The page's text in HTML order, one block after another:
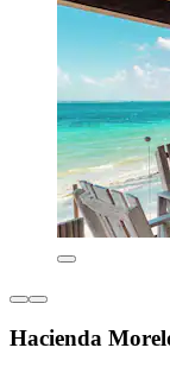
Hacienda